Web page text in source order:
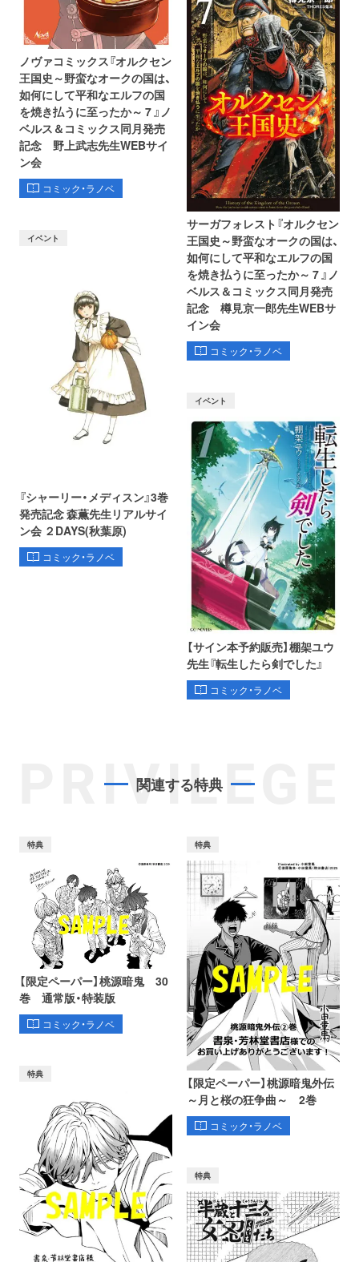
ノヴァコミックス『オルクセン
王国史～野蛮なオークの国は、
如何にして平和なエルフの国
を焼き払うに至ったか～ 7 』ノ
ベルス＆コミックス同月発売
記念 野上武志先生WEBサイ
ン会
コミック・ラノベ
サーガフォレスト『オルクセン
王国史～野蛮なオークの国は、
如何にして平和なエルフの国
を焼き払うに至ったか～ 7 』ノ
ベルス＆コミックス同月発売
記念 樽見京一郎先生WEBサ
イン会
コミック・ラノベ
イベント
『シャーリー・メディスン』3巻
発売記念 森薫先生リアルサイ
ン会 ２DAYS(秋葉原)
コミック・ラノベ
イベント
【サイン本予約販売】棚架ユウ
先生『転生したら剣でした』
コミック・ラノベ
PRIVILEGE
関連する特典
特典
【限定ペーパー】桃源暗鬼 30
巻 通常版・特装版
コミック・ラノベ
特典
【限定ペーパー】桃源暗鬼外伝
～月と桜の狂争曲～ 2巻
コミック・ラノベ
特典
特典